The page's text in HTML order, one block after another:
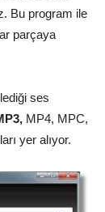
Bu program ile
parçaya
ses
MP4, MPC,
yer alıyor.